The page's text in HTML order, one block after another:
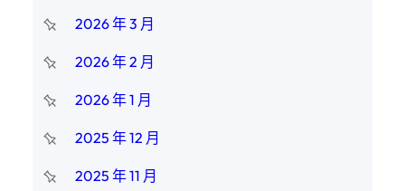
2026 年 3 月
2026 年 2 月
2026 年 1 月
2025 年 12 月
2025 年 11 月